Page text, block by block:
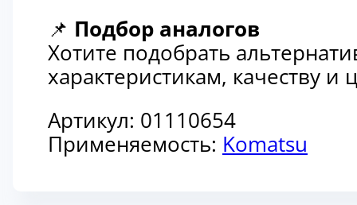
📌 Подбор аналогов
Хотите подобрать
характеристикам, качеству
Артикул: 01110654
Применяемость: Komatsu